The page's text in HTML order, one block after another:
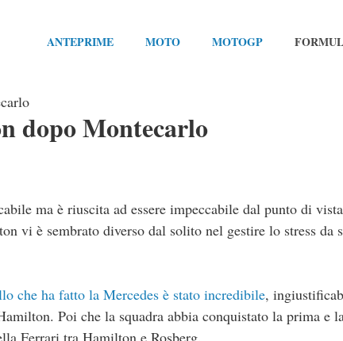
ANTEPRIME MOTO MOTOGP
dopo Montecarlo
ma è riuscita ad essere impeccabile dal punto di vista
vi è sembrato diverso dal solito nel gestire lo stress da
che ha fatto la Mercedes è stato incredibile,
Poi che la squadra abbia conquistato la prima e
Ferrari tra Hamilton e Rosberg.